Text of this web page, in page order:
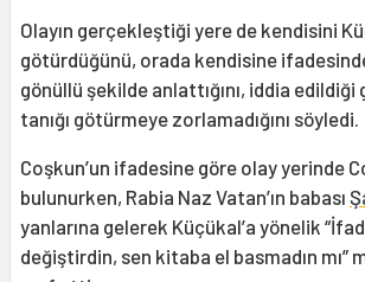
Olayın gerçekleştiği yere de kendisini
götürdüğünü, orada kendisine
gönüllü şekilde anlattığını, iddia
tanığı götürmeye zorlamadığını söyledi.
Coşkun’un ifadesine göre olay yerinde
bulunurken, Rabia Naz Vatan’ın babası
yanlarına gelerek Küçükal’a yönelik
değiştirdin, sen kitaba el basmadın mı”